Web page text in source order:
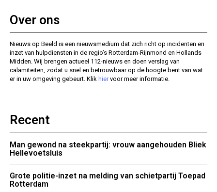
Over ons
Nieuws op Beeld is een nieuwsmedium dat zich richt op incidenten en
inzet van hulpdiensten in de regio’s Rotterdam-Rijnmond en Hollands
Midden. Wij brengen actueel 112-nieuws en doen verslag van
calamiteiten, zodat u snel en betrouwbaar op de hoogte bent van wat
er in uw omgeving gebeurt. Klik hiervoor meer informatie.
Recent
Man gewond na steekpartij: vrouw aangehouden Bliek
Hellevoetsluis
Grote politie-inzet na melding van schietpartij Toepad
Rotterdam